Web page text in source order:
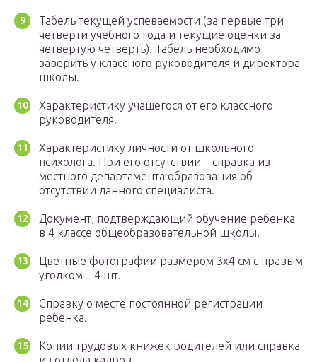
Табель текущей успеваемости (за первые три
четверти учебного года и текущие оценки за
четвертую четверть). Табель необходимо
заверить у классного руководителя и директора
школы.
Характеристику учащегося от его классного
руководителя.
Характеристику личности от школьного
психолога. При его отсутствии – справка из
местного департамента образования об
отсутствии данного специалиста.
Документ, подтверждающий обучение ребенка
в 4 классе общеобразовательной школы.
Цветные фотографии размером 3х4 см с правым
уголком – 4 шт.
Справку о месте постоянной регистрации
ребенка.
Копии трудовых книжек родителей или справка